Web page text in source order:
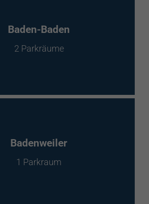
Baden-Baden
2 Parkräume
Badenweiler
1 Parkraum